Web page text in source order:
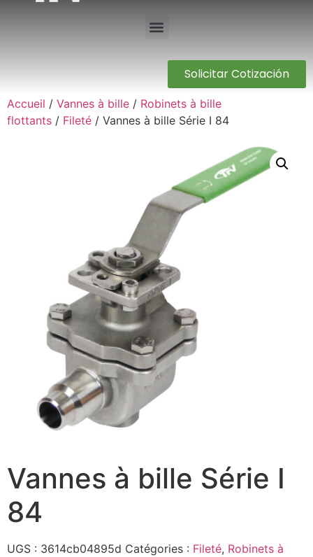
Solicitar Cotización
Accueil / Vannes à bille / Robinets à bille
flottants / Fileté / Vannes à bille Série I 84
Vannes à bille Série I
84
UGS : 3614cb04895d Catégories : Fileté, Robinets à